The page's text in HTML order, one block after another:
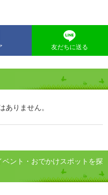
友だちに送る
りません。
ント・おでかけスポットを探